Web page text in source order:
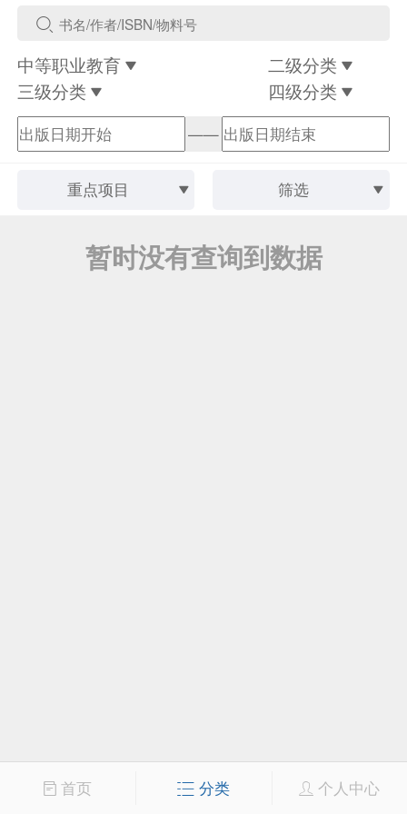
中等职业教育
二级分类
三级分类
四级分类
——
重点项目 筛选
暂时没有查询到数据
首页 分类 个人中心